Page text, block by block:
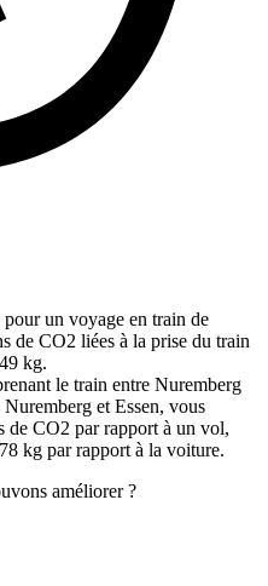
un voyage en train de
de CO2 liées à la prise du train
kg.
le train entre Nuremberg
et Essen, vous
de CO2 par rapport à un vol,
kg par rapport à la voiture.
améliorer ?